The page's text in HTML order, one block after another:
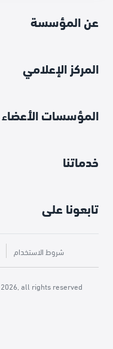
عن المؤسسة
المركز الإعلامي
المؤسسات الأعضاء
خدماتنا
تابعونا على
شروط الاستخدام
all rights reserved.